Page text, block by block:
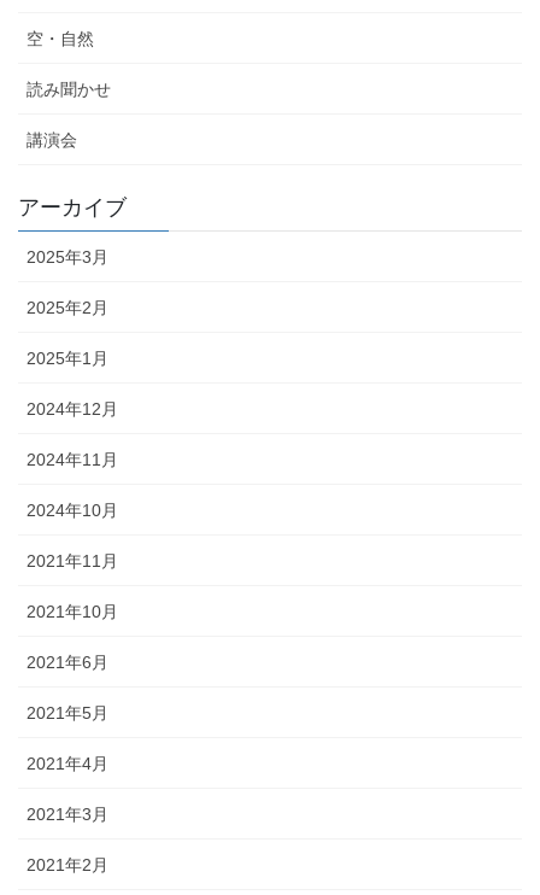
空・自然
読み聞かせ
講演会
アーカイブ
2025年3月
2025年2月
2025年1月
2024年12月
2024年11月
2024年10月
2021年11月
2021年10月
2021年6月
2021年5月
2021年4月
2021年3月
2021年2月